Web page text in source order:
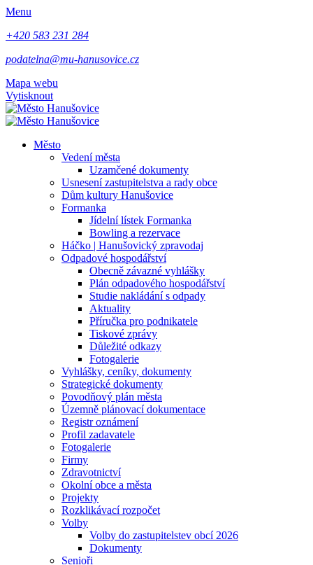
Menu
+420 583 231 284
podatelna@mu-hanusovice.cz
Mapa webu
Vytisknout
Město
Vedení města
Uzamčené dokumenty
Usnesení zastupitelstva a rady obce
Dům kultury Hanušovice
Formanka
Jídelní lístek Formanka
Bowling a rezervace
Háčko | Hanušovický zpravodaj
Odpadové hospodářství
Obecně závazné vyhlášky
Plán odpadového hospodářství
Studie nakládání s odpady
Aktuality
Příručka pro podnikatele
Tiskové zprávy
Důležité odkazy
Fotogalerie
Vyhlášky, ceníky, dokumenty
Strategické dokumenty
Povodňový plán města
Územně plánovací dokumentace
Registr oznámení
Profil zadavatele
Fotogalerie
Firmy
Zdravotnictví
Okolní obce a města
Projekty
Rozklikávací rozpočet
Volby
Volby do zastupitelstev obcí 2026
Dokumenty
Senioři